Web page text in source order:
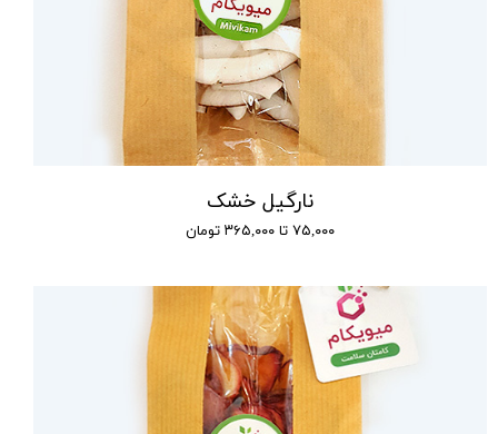
نارگیل خشک
۷۵,۰۰۰ تا ۳۶۵,۰۰۰ تومان